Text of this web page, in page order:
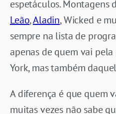
espetáculos. Montagens
Leão,Aladin, Wicked e
sempre na lista de
apenas de quem vai
York, mas também
A diferença é que quem
muitas vezes não sabe